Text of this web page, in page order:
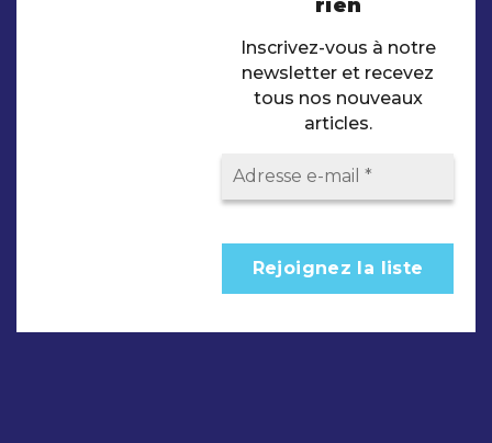
rien
Inscrivez-vous à notre
newsletter et recevez
tous nos nouveaux
articles.